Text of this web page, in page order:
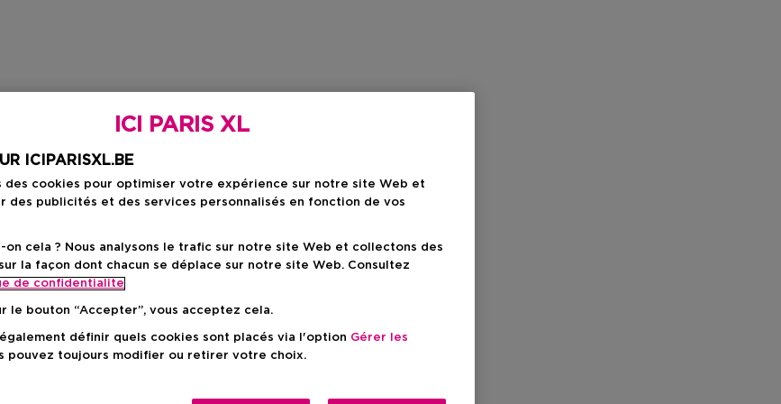
ICI PARIS XL
ICIPARISXL.BE
des cookies pour optimiser votre expérience sur notre site Web et
des publicités et des services personnalisés en fonction de vos
on cela ? Nous analysons le trafic sur notre site Web et collectons des
la façon dont chacun se déplace sur notre site Web. Consultez
de confidentialite
le bouton “Accepter”, vous acceptez cela.
définir quels cookies sont placés via l'option Gérer les
pouvez toujours modifier ou retirer votre choix.